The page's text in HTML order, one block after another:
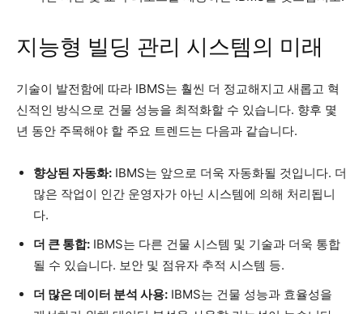
지능형 빌딩 관리 시스템의 미래
기술이 발전함에 따라 IBMS는 훨씬 더 정교해지고 새롭고 혁
신적인 방식으로 건물 성능을 최적화할 수 있습니다. 향후 몇
년 동안 주목해야 할 주요 트렌드는 다음과 같습니다.
향상된 자동화: IBMS는 앞으로 더욱 자동화될 것입니다. 더
많은 작업이 인간 운영자가 아닌 시스템에 의해 처리됩니
다.
더 큰 통합: IBMS는 다른 건물 시스템 및 기술과 더욱 통합
될 수 있습니다. 보안 및 점유자 추적 시스템 등.
더 많은 데이터 분석 사용: IBMS는 건물 성능과 효율성을